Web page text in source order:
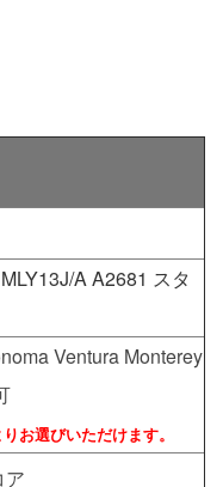
A A2681 スタ
Ventura Monterey
お選びいただけます。
ア